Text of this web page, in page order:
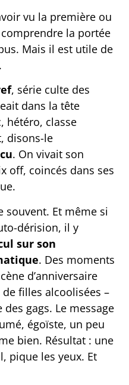
vu la première ou
la portée
Mais il est utile de
, série culte des
dans la tête
hétéro, classe
disons-le
. On vivait son
off, coincés dans ses
souvent. Et même si
dérision, il y
sur son
. Des moments
d’anniversaire
filles alcoolisées –
gags. Le message
égoïste, un peu
bien. Résultat : une
pique les yeux. Et